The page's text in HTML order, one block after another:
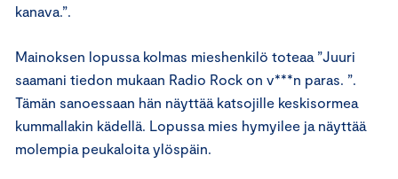
kanava.”.
Mainoksen lopussa kolmas mieshenkilö toteaa ”Juuri
saamani tiedon mukaan Radio Rock on v***n paras. ”.
Tämän sanoessaan hän näyttää katsojille keskisormea
kummallakin kädellä. Lopussa mies hymyilee ja näyttää
molempia peukaloita ylöspäin.